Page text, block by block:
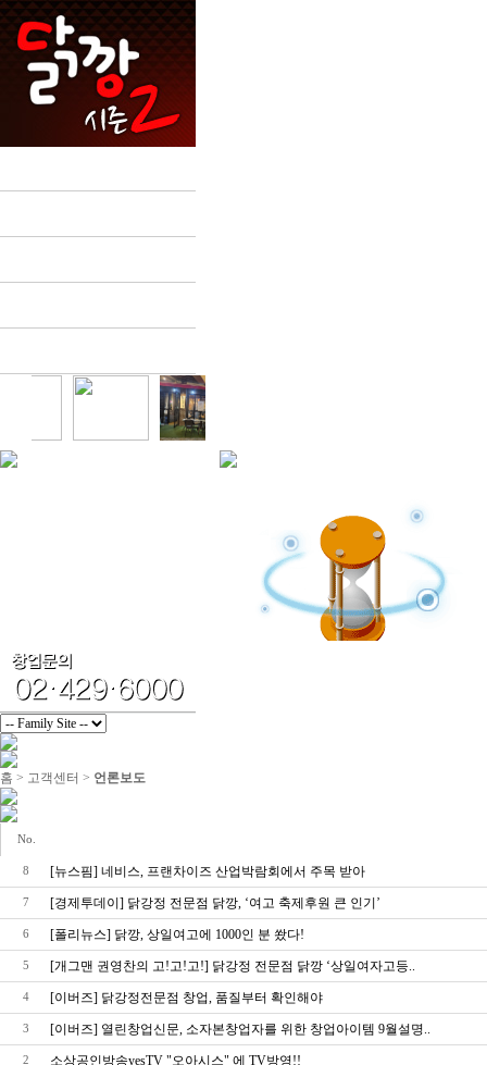
홈 > 고객센터 > 언론보도
No.
8 [뉴스핌] 네비스, 프랜차이즈 산업박람회에서 주목 받아
7 [경제투데이] 닭강정 전문점 닭깡, ‘여고 축제후원 큰 인기’
6 [폴리뉴스] 닭깡, 상일여고에 1000인 분 쐈다!
5 [개그맨 권영찬의 고!고!고!] 닭강정 전문점 닭깡 ‘상일여자고등..
4 [이버즈] 닭강정전문점 창업, 품질부터 확인해야
3 [이버즈] 열린창업신문, 소자본창업자를 위한 창업아이템 9월설명..
2 소상공인방송yesTV "오아시스" 에 TV방영!!